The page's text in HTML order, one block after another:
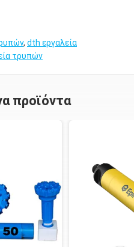
, dth εργαλεία
τρυπών
προϊόντα